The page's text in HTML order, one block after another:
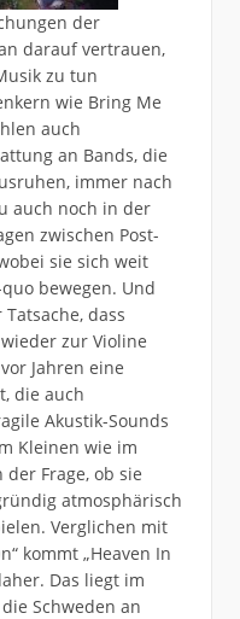
der
darauf vertrauen,
zu tun
wie Bring Me
auch
an Bands, die
immer nach
auch noch in der
zwischen Post-
sie sich weit
bewegen. Und
dass
zur Violine
Jahren eine
die auch
Akustik-Sounds
Kleinen wie im
Frage, ob sie
atmosphärisch
Verglichen mit
kommt „Heaven In
Das liegt im
Schweden an